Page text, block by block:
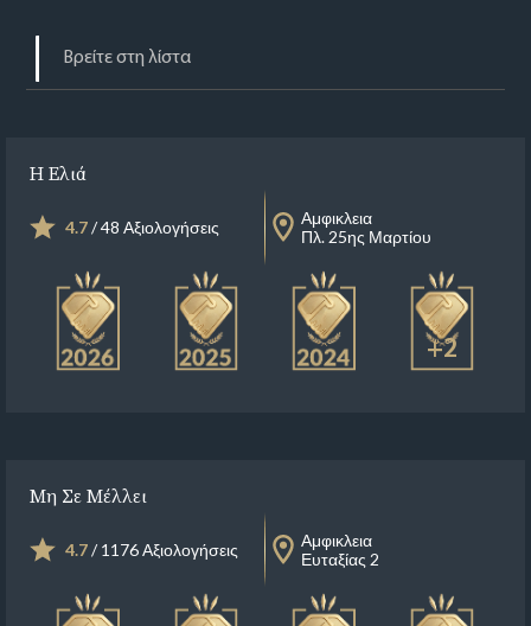
Η Ελιά
4.7/ 48 Αξιολογήσεις
Αμφικλεια
Πλ. 25ης Μαρτίου
+2
Μη Σε Μέλλει
4.7/ 1176 Αξιολογήσεις
Αμφικλεια
Ευταξίας 2